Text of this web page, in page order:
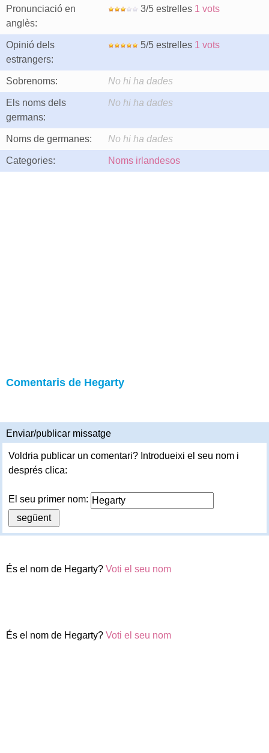
Pronunciació en
anglès:
3/5 estrelles 1 vots
Opinió dels
estrangers:
5/5 estrelles 1 vots
Sobrenoms: No hi ha dades
Els noms dels
germans:
No hi ha dades
Noms de germanes: No hi ha dades
Categories: Noms irlandesos
Comentaris de Hegarty
Enviar/publicar missatge
Voldria publicar un comentari? Introdueixi el seu nom i
després clica:
El seu primer nom:
És el nom de Hegarty? Voti el seu nom
És el nom de Hegarty? Voti el seu nom